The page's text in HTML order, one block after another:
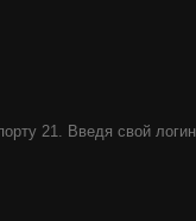
21. Введя свой